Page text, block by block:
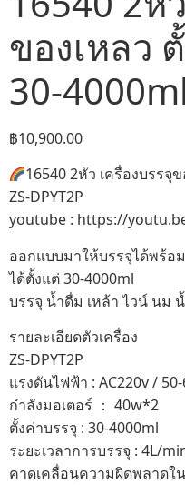
ของเหลว
30-
฿10,900.00
16540 2หัว เครื่องบรรจุ
ZS-DPYT2P
youtube : https://
ออกแบบมาให้บรรจุได้พร้อ
ได้ตั้งแต่ 30-4000ml
บรรจุ น้ำดื่ม เหล้า ไวน์ นม
รายละเอียดตัวเครื่อง
ZS-DPYT2P
แรงดันไฟฟ้า : AC220v /
กำลังมอเตอร์ ： 40w*2
ตั้งค่าบรรจุ : 30-4000ml
ระยะเวลาการบรรจุ : 4L/
คาดเคลื่อนความผิดพลาดใ